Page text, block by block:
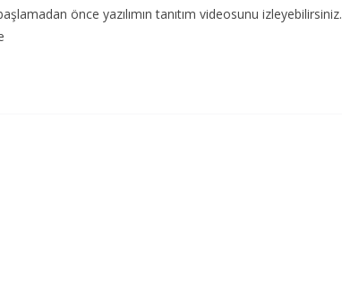
önce yazılımın tanıtım videosunu izleyebilirsiniz.